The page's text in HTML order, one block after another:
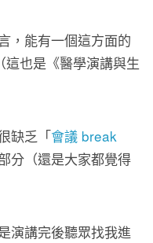
，能有一個這方面的
也是《醫學演講與生
缺乏「會議 break
分（還是大家都覺得
演講完後聽眾找我進